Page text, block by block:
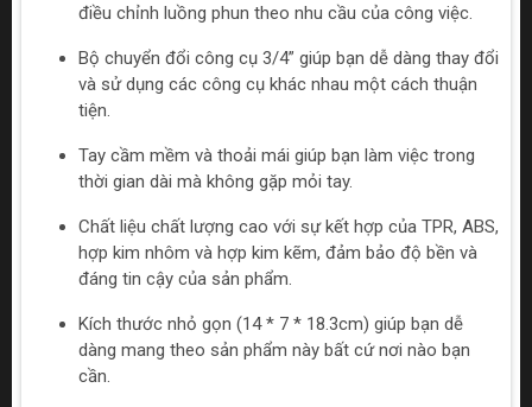
điều chỉnh luồng phun theo nhu cầu của công việc.
Bộ chuyển đổi công cụ 3/4” giúp bạn dễ dàng thay đổi
và sử dụng các công cụ khác nhau một cách thuận
tiện.
Tay cầm mềm và thoải mái giúp bạn làm việc trong
thời gian dài mà không gặp mỏi tay.
Chất liệu chất lượng cao với sự kết hợp của TPR, ABS,
hợp kim nhôm và hợp kim kẽm, đảm bảo độ bền và
đáng tin cậy của sản phẩm.
Kích thước nhỏ gọn (14 * 7 * 18.3cm) giúp bạn dễ
dàng mang theo sản phẩm này bất cứ nơi nào bạn
cần.